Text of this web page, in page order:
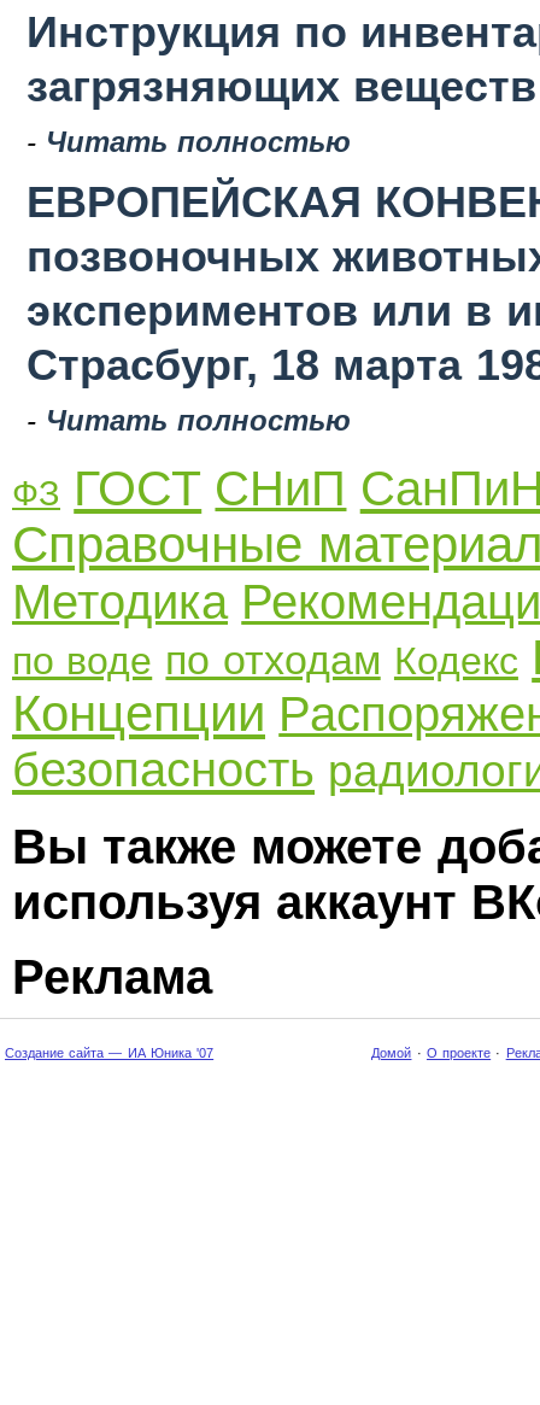
Инструкция по
загрязняющих
- Читать полностью
ЕВРОПЕЙСКАЯ
позвоночных
экспериментов или в
Страсбург, 18 марта
- Читать полностью
ФЗ ГОСТ СНиП
Справочные
Методика
по воде по отходам Кодекс
Концепции
безопасность
Вы также можете
используя аккаунт
Реклама
Создание сайта — ИА Юника '07 Домой · О проекте ·